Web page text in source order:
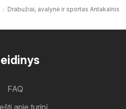
Drabužiai, avalynė ir sportas Antakalnis
FAQ